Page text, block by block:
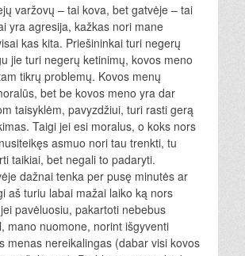
varžovų – tai kova, bet gatvėje – tai
yra agresija, kažkas nori mane
kas kita. Priešininkai turi negerų
jie turi negerų ketinimų, kovos meno
tikrų problemų. Kovos menų
bet be kovos meno yra dar
taisyklėm, pavyzdžiui, turi rasti gerą
Taigi jei esi moralus, o koks nors
asmuo nori tau trenkti, tu
taikiai, bet negali to padaryti.
dažnai tenka per pusę minutės ar
aš turiu labai mažai laiko ką nors
pavėluosiu, pakartoti nebebus
mano nuomone, norint išgyventi
menas nereikalingas (dabar visi kovos